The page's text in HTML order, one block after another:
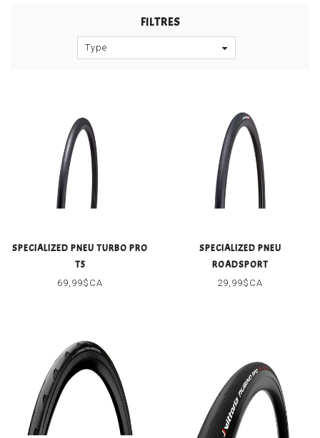
FILTRES
Type
SPECIALIZED PNEU TURBO PRO
T5
69,99$CA
SPECIALIZED PNEU
ROADSPORT
29,99$CA